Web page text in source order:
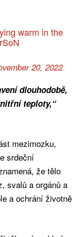
warm in the
20, 2022
dlouhodobě,
teploty,“
mezimozku,
srdeční
že tělo
svalů a orgánů a
a ochrání životně